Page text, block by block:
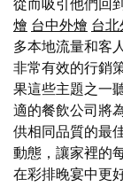
從而吸引他們回
燴 台中外燴 台北
多本地流量和客
非常有效的行銷
果這些主題之一
適的餐飲公司將
供相同品質的最
動態，讓家裡的
在彩排晚宴中更